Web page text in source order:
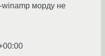
winamp морду не